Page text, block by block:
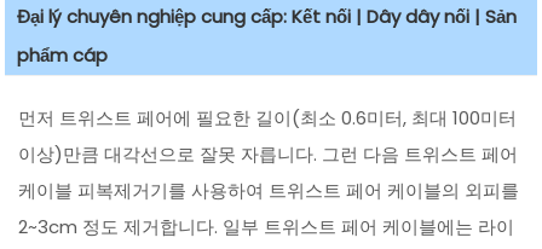
Đại lý chuyên nghiệp cung cấp: Kết nối | Dây dây nối | Sản
phẩm cáp
먼저 트위스트 페어에 필요한 길이(최소 0.6미터, 최대 100미터
이상)만큼 대각선으로 잘못 자릅니다. 그런 다음 트위스트 페어
케이블 피복제거기를 사용하여 트위스트 페어 케이블의 외피를
2~3cm 정도 제거합니다. 일부 트위스트 페어 케이블에는 라이